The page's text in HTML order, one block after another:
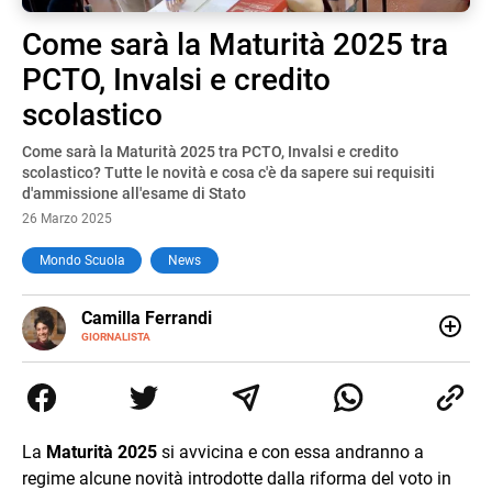
Come sarà la Maturità 2025 tra
PCTO, Invalsi e credito
scolastico
Come sarà la Maturità 2025 tra PCTO, Invalsi e credito
scolastico? Tutte le novità e cosa c'è da sapere sui requisiti
d'ammissione all'esame di Stato
26 Marzo 2025
Mondo Scuola News
Camilla Ferrandi
GIORNALISTA
E-
MAIL
LINKEDIN
di trasformare la passione per la scrittura in un lavoro, e
da lì non mi sono più fermata. L’attualità è il mio pane
mente.
La Maturità 2025 si avvicina e con essa andranno a
regime alcune novità introdotte dalla riforma del voto in